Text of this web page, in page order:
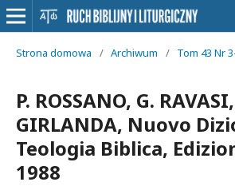
Strona domowa / Archiwum / Tom 43 Nr
P. ROSSANO, G.
GIRLANDA, Nuovo
Teologia Biblica,
1988